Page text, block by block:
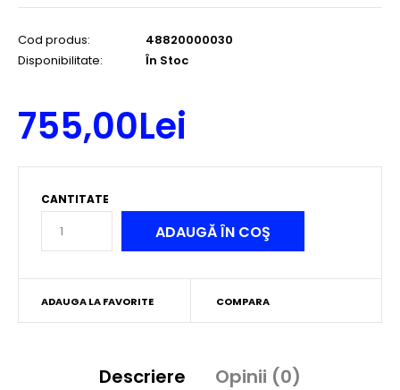
Cod produs:
48820000030
Disponibilitate:
În Stoc
755,00Lei
CANTITATE
ADAUGA LA FAVORITE COMPARA
Descriere Opinii (0)